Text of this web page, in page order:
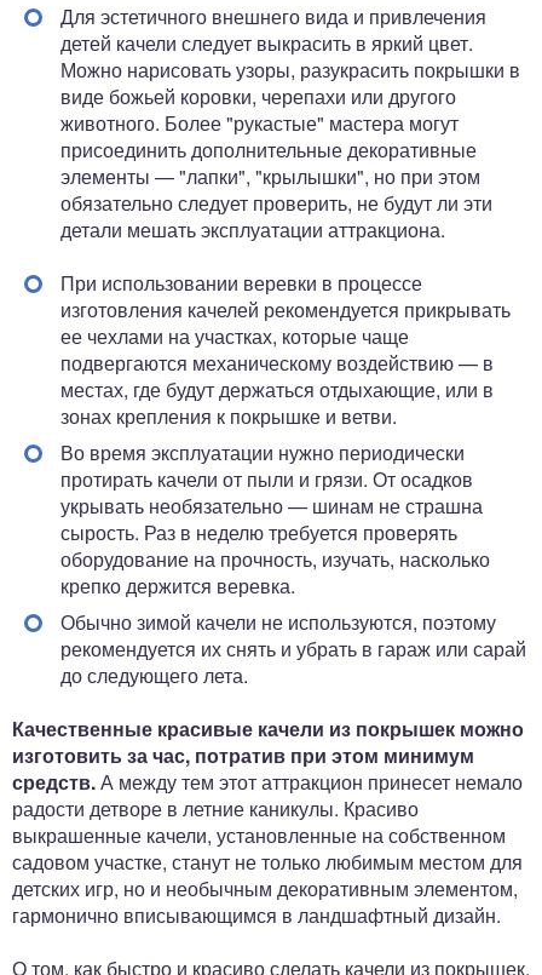
Для эстетичного внешнего вида и привлечения
детей качели следует выкрасить в яркий цвет.
Можно нарисовать узоры, разукрасить покрышки в
виде божьей коровки, черепахи или другого
животного. Более "рукастые" мастера могут
присоединить дополнительные декоративные
элементы — "лапки", "крылышки", но при этом
обязательно следует проверить, не будут ли эти
детали мешать эксплуатации аттракциона.
При использовании веревки в процессе
изготовления качелей рекомендуется прикрывать
ее чехлами на участках, которые чаще
подвергаются механическому воздействию — в
местах, где будут держаться отдыхающие, или в
зонах крепления к покрышке и ветви.
Во время эксплуатации нужно периодически
протирать качели от пыли и грязи. От осадков
укрывать необязательно — шинам не страшна
сырость. Раз в неделю требуется проверять
оборудование на прочность, изучать, насколько
крепко держится веревка.
Обычно зимой качели не используются, поэтому
рекомендуется их снять и убрать в гараж или сарай
до следующего лета.
Качественные красивые качели из покрышек можно
изготовить за час, потратив при этом минимум
средств.А между тем этот аттракцион принесет немало
радости детворе в летние каникулы. Красиво
выкрашенные качели, установленные на собственном
садовом участке, станут не только любимым местом для
детских игр, но и необычным декоративным элементом,
гармонично вписывающимся в ландшафтный дизайн.
О том, как быстро и красиво сделать качели из покрышек,